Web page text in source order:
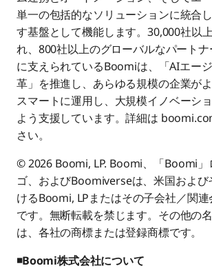
単一の包括的なソリューションに統合
す基盤として機能します。30,000社以
れ、800社以上のグローバルなパート
に支えられているBoomiは、「AIエー
革」を推進し、あらゆる規模の企業がよ
スマートに運用し、大規模イノベーシ
よう支援しています。詳細は
さい。
© 2026 Boomi, LP. Boomi、「Boomi」
ゴ、およびBoomiverseは、米国および
けるBoomi, LPまたはその子会社／関
です。無断転載を禁じます。その他の
は、各社の商標または登録商標です。
◾Boomi株式会社について